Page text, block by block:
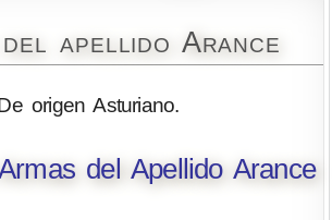
apellido Arance
origen Asturiano.
del Apellido Arance